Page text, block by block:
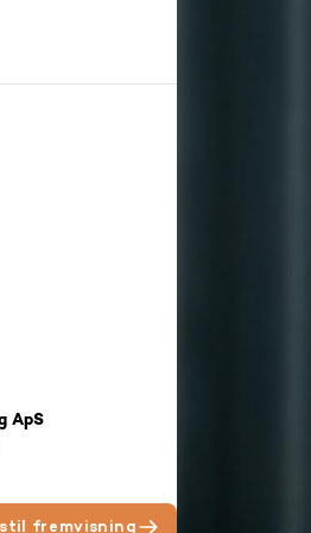
ApS
fremvisning